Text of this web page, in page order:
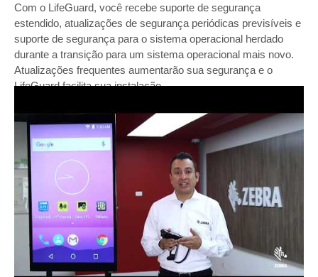
Com o LifeGuard, você recebe suporte de segurança
estendido, atualizações de segurança periódicas previsíveis e
suporte de segurança para o sistema operacional herdado
durante a transição para um sistema operacional mais novo.
Atualizações frequentes aumentarão sua segurança e o
LifeGuard facilita sua instalação.
Uma solução do Mobility DNA,o LifeGuard está disponível
para Coletores de dados Zebra Android
selecionados com
um contrato de Zebra OneCare em vigor. Isso significa que
você poderá usá-los por mais tempo e com mais segurança
do que qualquer outro dispositivo do setor. O LifeGuard
oferece soluções de segurança e confiabilidade de software
que correspondem aos ciclos de vida do hardware
empresarial, simplificam as transições entre sistemas
operacionais e estendem seu investimento em tecnologia
produtiva.